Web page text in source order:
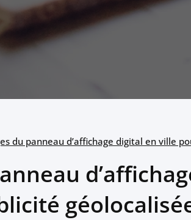
du panneau d’affichage digital en ville